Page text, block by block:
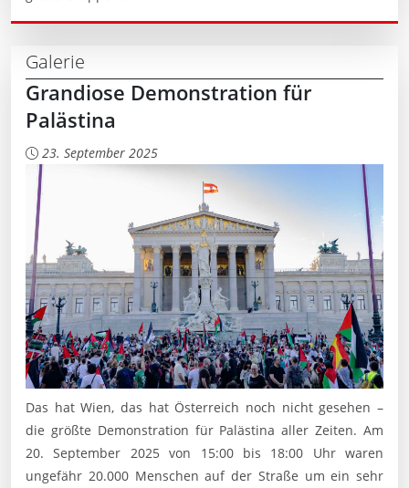
Galerie
Grandiose Demonstration für
Palästina
23. September 2025
Das hat Wien, das hat Österreich noch nicht gesehen –
die größte Demonstration für Palästina aller Zeiten. Am
20. September 2025 von 15:00 bis 18:00 Uhr waren
ungefähr 20.000 Menschen auf der Straße um ein sehr